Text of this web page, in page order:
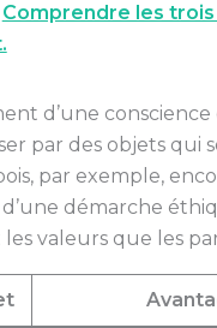
Comprendre les
d’une
par des objets qui
par exemple,
démarche
les valeurs que les